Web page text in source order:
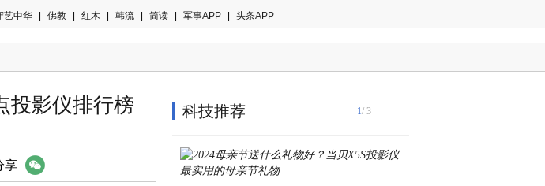
艺中华 佛教 红木 韩流 简读 军事APP 头条APP
投影仪排行榜
享
科技推荐 1/ 3